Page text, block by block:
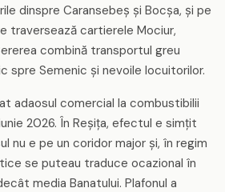
dinspre Caransebeș și Bocșa, și pe
traversează cartierele Mociur,
combină transportul greu
spre Semenic și nevoile locuitorilor.
adaosul comercial la combustibilii
2026. În Reșița, efectul e simțit
nu e pe un coridor major și, în regim
se puteau traduce ocazional în
media Banatului. Plafonul a